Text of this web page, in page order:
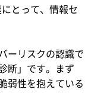
とって、情報セ
ーリスクの認識で
断」です。まず
弱性を抱えている